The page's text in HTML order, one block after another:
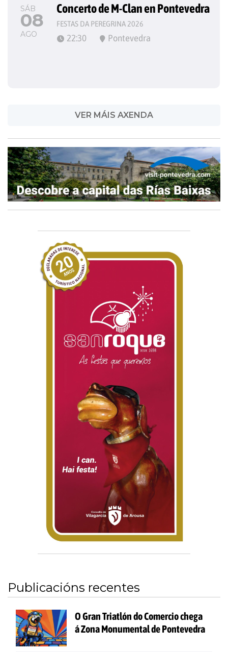
SÁB
08
AGO
Concerto de M-Clan en Pontevedra
FESTAS DA PEREGRINA 2026
22:30 Pontevedra
VER MÁIS AXENDA
Publicacións recentes
O Gran Triatlón do Comercio chega
á Zona Monumental de Pontevedra